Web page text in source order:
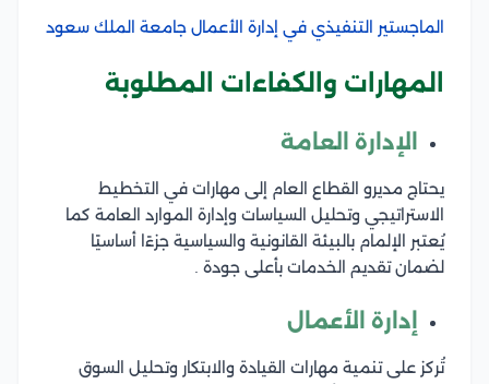
الماجستير التنفيذي في إدارة الأعمال جامعة الملك سعود
المهارات والكفاءات المطلوبة
الإدارة العامة
يحتاج مديرو القطاع العام إلى مهارات في التخطيط
الاستراتيجي وتحليل السياسات وإدارة الموارد العامة كما
يُعتبر الإلمام بالبيئة القانونية والسياسية جزءًا أساسيًا
لضمان تقديم الخدمات بأعلى جودة .
إدارة الأعمال
تُركز على تنمية مهارات القيادة والابتكار وتحليل السوق